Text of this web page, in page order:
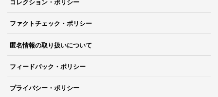
コレクション・ポリシー
ファクトチェック・ポリシー
匿名情報の取り扱いについて
フィードバック・ポリシー
プライバシー・ポリシー